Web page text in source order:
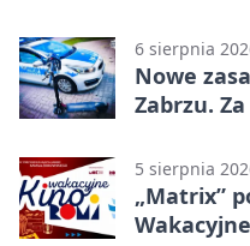
6 sierpnia
Nowe
Zabrzu.
5 sierpnia
„Matrix”